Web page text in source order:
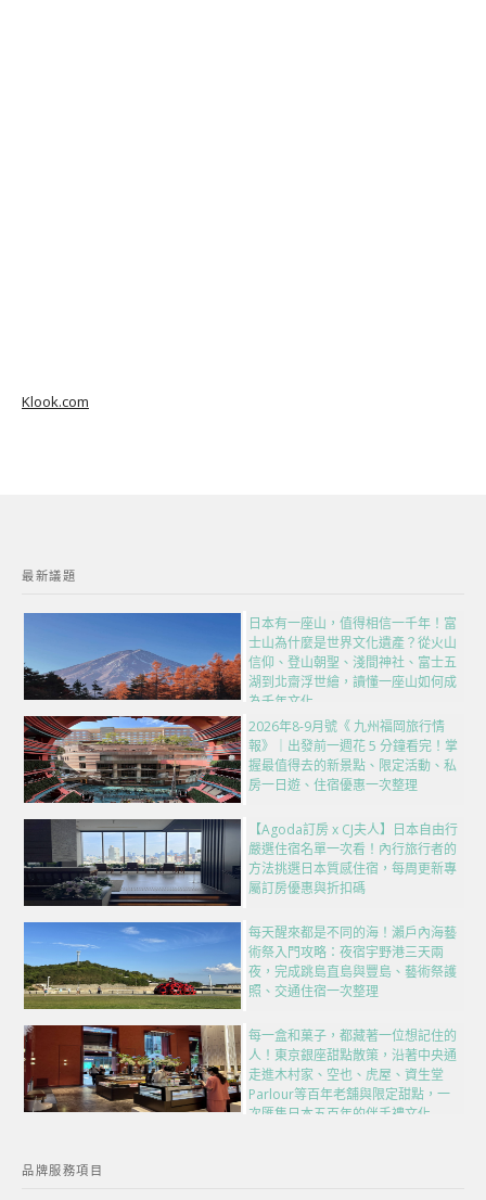
Klook.com
最新議題
日本有一座山，值得相信一千年！富
士山為什麼是世界文化遺產？從火山
信仰、登山朝聖、淺間神社、富士五
湖到北齋浮世繪，讀懂一座山如何成
為千年文化
2026年8-9月號《 九州福岡旅行情
報》｜出發前一週花 5 分鐘看完！掌
握最值得去的新景點、限定活動、私
房一日遊、住宿優惠一次整理
【Agoda訂房 x CJ夫人】日本自由行
嚴選住宿名單一次看！內行旅行者的
方法挑選日本質感住宿，每周更新專
屬訂房優惠與折扣碼
每天醒來都是不同的海！瀨戶內海藝
術祭入門攻略：夜宿宇野港三天兩
夜，完成跳島直島與豐島、藝術祭護
照、交通住宿一次整理
每一盒和菓子，都藏著一位想記住的
人！東京銀座甜點散策，沿著中央通
走進木村家、空也、虎屋、資生堂
Parlour等百年老舖與限定甜點，一
次匯集日本五百年的伴手禮文化
品牌服務項目